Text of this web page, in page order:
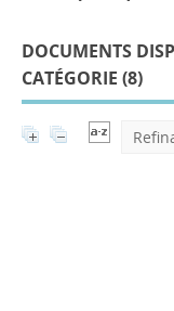
DOCUMENTS
CATÉGORIE (8)